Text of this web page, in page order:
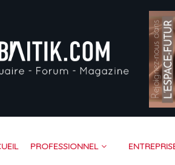
PROFESSIONNEL